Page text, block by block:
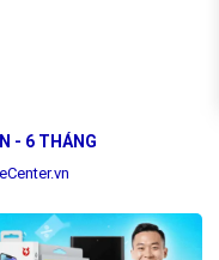
- 6 THÁNG